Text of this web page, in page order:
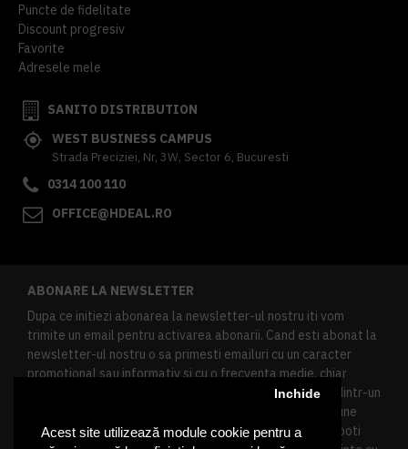
Acest site utilizează module cookie pentru a
Inchide
Puncte de fidelitate
Discount progresiv
Favorite
Adresele mele
SANITO DISTRIBUTION
WEST BUSINESS CAMPUS
Strada Preciziei, Nr, 3W, Sector 6, Bucuresti
0314 100 110
OFFICE@HDEAL.RO
ABONARE LA NEWSLETTER
Dupa ce initiezi abonarea la newsletter-ul nostru iti vom
trimite un email pentru activarea abonarii. Cand esti abonat la
newsletter-ul nostru o sa primesti emailuri cu un caracter
promotional sau informativ si cu o frecventa medie, chiar
redusa. Daca doresti sa te dezabonezi poti urma linkul dintr-un
newsletter primit, daca esti client inregistrat ai o sectiune
speciala in contul tau in acest scop, si de asemenea ne poti